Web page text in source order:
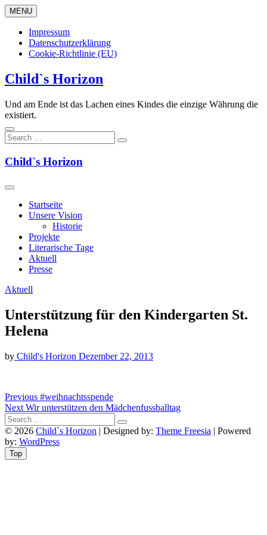
Skip
to
content
MENU
Impressum
Datenschutzerklärung
Cookie-Richtlinie (EU)
Child`s Horizon
Und am Ende ist das Lachen eines Kindes die einzige Währung die
existiert.
Child`s Horizon
Startseite
Unsere Vision
Historie
Projekte
Literarische Tage
Aktuell
Presse
Aktuell
Unterstützung für den Kindergarten St.
Helena
by Child's Horizon Dezember 22, 2013
Beitragsnavigation
Previous Previous
post:
#weihnachtsspende
Next Next
post:
Wir unterstützen den Mädchenfussballtag
© 2026 Child`s Horizon | Designed by: Theme Freesia | Powered
by: WordPress
Top